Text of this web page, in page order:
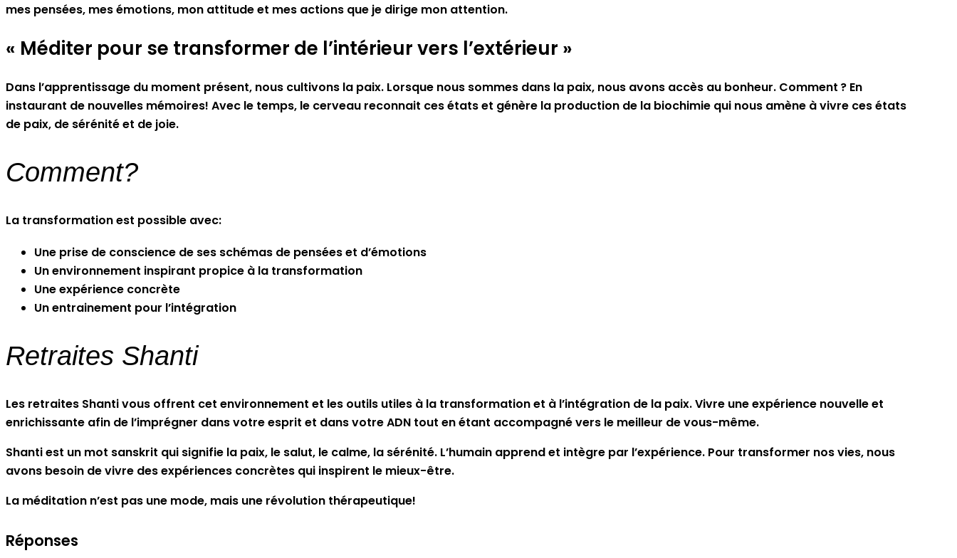
mes pensées, mes émotions, mon attitude et mes actions que je dirige mon attention.
« Méditer pour se transformer de l’intérieur vers l’extérieur »
Dans l’apprentissage du moment présent, nous cultivons la paix. Lorsque nous sommes dans la paix, nous avons accès au bonheur. Comment ? En
instaurant de nouvelles mémoires! Avec le temps, le cerveau reconnait ces états et génère la production de la biochimie qui nous amène à vivre ces états
de paix, de sérénité et de joie.
Comment?
La transformation est possible avec:
Une prise de conscience de ses schémas de pensées et d’émotions
Un environnement inspirant propice à la transformation
Une expérience concrète
Un entrainement pour l’intégration
Retraites Shanti
Les retraites Shanti vous offrent cet environnement et les outils utiles à la transformation et à l’intégration de la paix. Vivre une expérience nouvelle et
enrichissante afin de l’imprégner dans votre esprit et dans votre ADN tout en étant accompagné vers le meilleur de vous-même.
Shanti est un mot sanskrit qui signifie la paix, le salut, le calme, la sérénité. L’humain apprend et intègre par l’expérience. Pour transformer nos vies, nous
avons besoin de vivre des expériences concrètes qui inspirent le mieux-être.
La méditation n’est pas une mode, mais une révolution thérapeutique!
Réponses